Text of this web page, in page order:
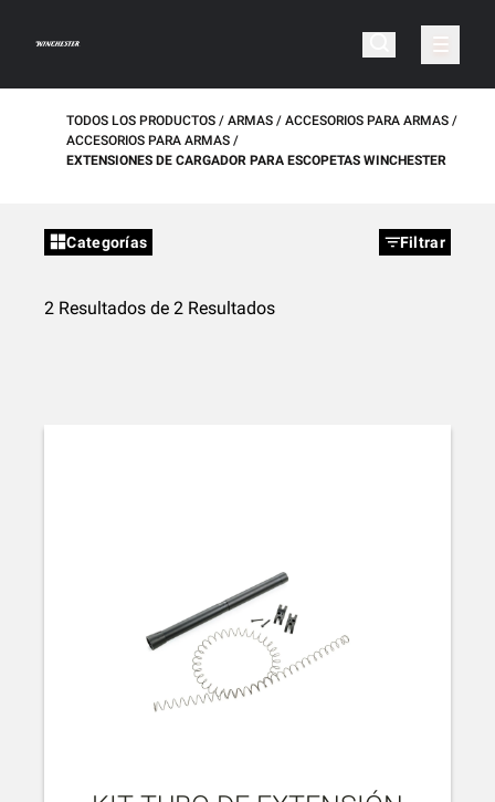
TODOS LOS PRODUCTOS ARMAS
ACCESORIOS PARA ARMAS
ACCESORIOS PARA ARMAS
EXTENSIONES DE CARGADOR PARA ESCOPETAS WINCHESTER
Categorías Filtrar
2 Resultados de 2 Resultados